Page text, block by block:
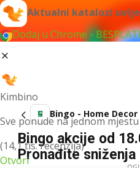
Aktualni katalozi
Dodaj u Chrome -
Kimbino
Sve ponude na jednom mjestu
(14,1 tis. recenzija)
Otvori
Bingo - Home Decor
Bingo akcije od
Pronađite sniženja